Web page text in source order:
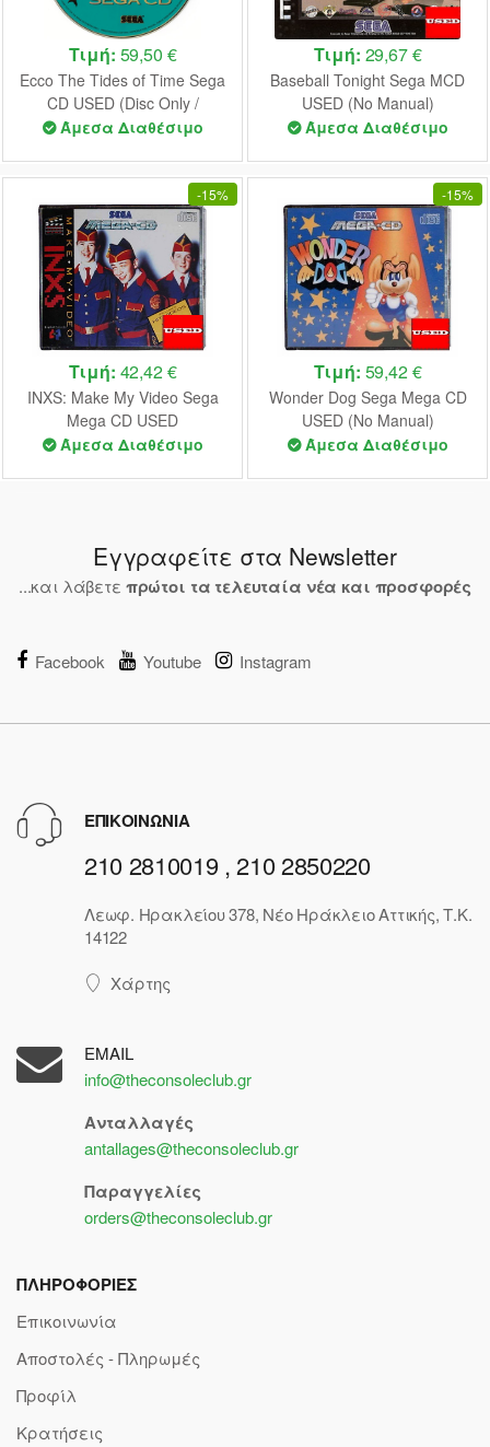
Τιμή: 59,50 €
Ecco The Tides of Time Sega
CD USED (Disc Only /
Unofficial Case)
Άμεσα Διαθέσιμο
Τιμή: 29,67 €
Baseball Tonight Sega MCD
USED (No Manual)
Άμεσα Διαθέσιμο
-15%
Τιμή: 42,42 €
INXS: Make My Video Sega
Mega CD USED
Άμεσα Διαθέσιμο
-15%
Τιμή: 59,42 €
Wonder Dog Sega Mega CD
USED (No Manual)
Άμεσα Διαθέσιμο
Εγγραφείτε στα Newsletter
...και λάβετε πρώτοι τα τελευταία νέα και προσφορές
Facebook Youtube Instagram
ΕΠΙΚΟΙΝΩΝΙΑ
210 2810019 , 210 2850220
Λεωφ. Ηρακλείου 378, Νέο Ηράκλειο Αττικής, Τ.Κ.
14122
Χάρτης
EMAIL
info@theconsoleclub.gr
Ανταλλαγές
antallages@theconsoleclub.gr
Παραγγελίες
orders@theconsoleclub.gr
ΠΛΗΡΟΦΟΡΙΕΣ
Επικοινωνία
Αποστολές - Πληρωμές
Προφίλ
Κρατήσεις